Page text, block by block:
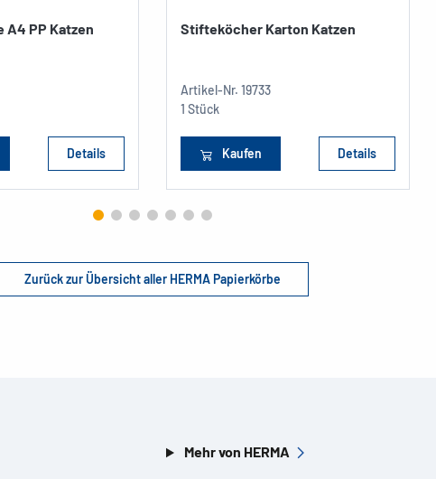
A4 PP Katzen
Details
Stifteköcher Karton Katzen
Artikel-Nr. 19733
1 Stück
Kaufen Details
Zurück zur Übersicht aller HERMA Papierkörbe
Mehr von HERMA